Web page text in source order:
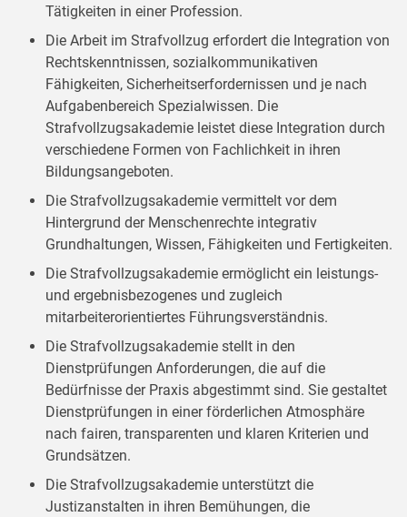
Tätigkeiten in einer Profession.
Die Arbeit im Strafvollzug erfordert die Integration von
Rechtskenntnissen, sozialkommunikativen
Fähigkeiten, Sicherheitserfordernissen und je nach
Aufgabenbereich Spezialwissen. Die
Strafvollzugsakademie leistet diese Integration durch
verschiedene Formen von Fachlichkeit in ihren
Bildungsangeboten.
Die Strafvollzugsakademie vermittelt vor dem
Hintergrund der Menschenrechte integrativ
Grundhaltungen, Wissen, Fähigkeiten und Fertigkeiten.
Die Strafvollzugsakademie ermöglicht ein leistungs-
und ergebnisbezogenes und zugleich
mitarbeiterorientiertes Führungsverständnis.
Die Strafvollzugsakademie stellt in den
Dienstprüfungen Anforderungen, die auf die
Bedürfnisse der Praxis abgestimmt sind. Sie gestaltet
Dienstprüfungen in einer förderlichen Atmosphäre
nach fairen, transparenten und klaren Kriterien und
Grundsätzen.
Die Strafvollzugsakademie unterstützt die
Justizanstalten in ihren Bemühungen, die